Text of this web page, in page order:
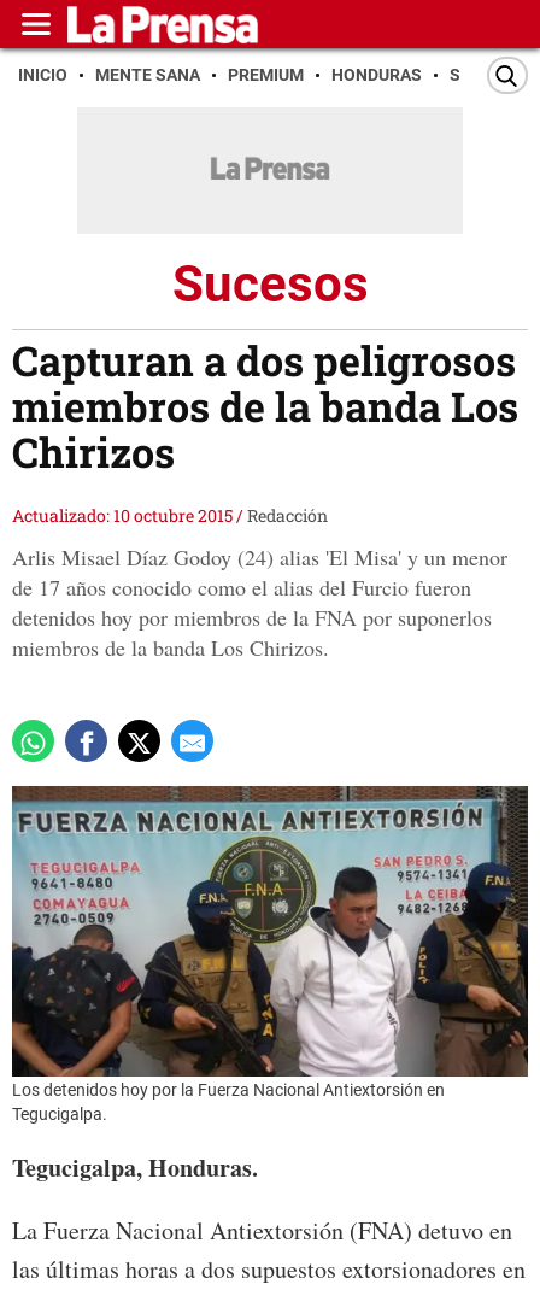
INICIO MENTE SANA PREMIUM HONDURAS SAN PEDRO
Sucesos
Capturan a dos peligrosos
miembros de la banda Los
Chirizos
Actualizado: 10 octubre 2015/Redacción
Arlis Misael Díaz Godoy (24) alias 'El Misa' y un menor
de 17 años conocido como el alias del Furcio fueron
detenidos hoy por miembros de la FNA por suponerlos
miembros de la banda Los Chirizos.
Los detenidos hoy por la Fuerza Nacional Antiextorsión en
Tegucigalpa.
Tegucigalpa, Honduras.
La Fuerza Nacional Antiextorsión (FNA) detuvo en
las últimas horas a dos supuestos extorsionadores en